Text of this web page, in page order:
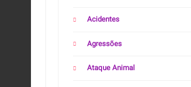
Acidentes
Agressões
Ataque Animal